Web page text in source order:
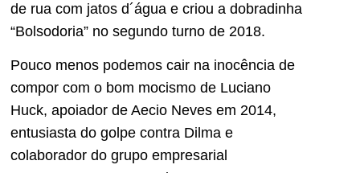
de rua com jatos d´água e criou a dobradinha
“Bolsodoria” no segundo turno de 2018.
Pouco menos podemos cair na inocência de
compor com o bom mocismo de Luciano
Huck, apoiador de Aecio Neves em 2014,
entusiasta do golpe contra Dilma e
colaborador do grupo empresarial